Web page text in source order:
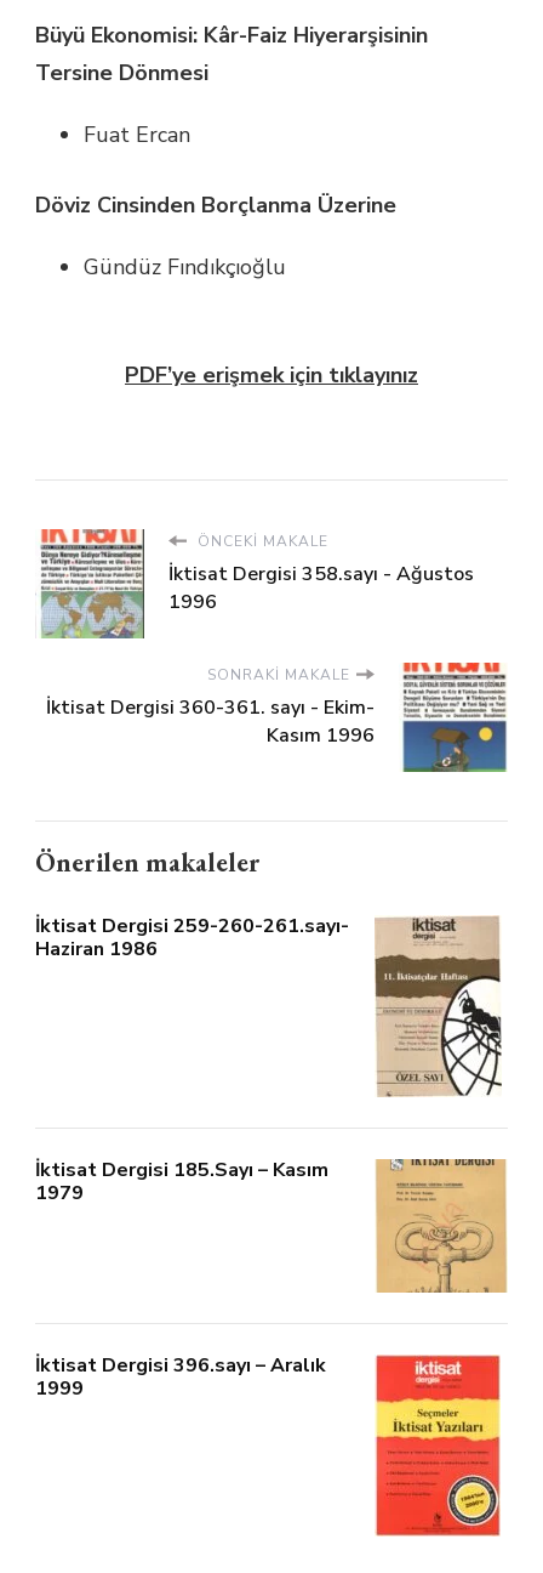
Büyü Ekonomisi: Kâr-Faiz Hiyerarşisinin
Tersine Dönmesi
Fuat Ercan
Döviz Cinsinden Borçlanma Üzerine
Gündüz Fındıkçıoğlu
PDF’ye erişmek için tıklayınız
ÖNCEKI MAKALE
İktisat Dergisi 358.sayı - Ağustos
1996
SONRAKI MAKALE
İktisat Dergisi 360-361. sayı - Ekim-
Kasım 1996
Önerilen makaleler
İktisat Dergisi 259-260-261.sayı-
Haziran 1986
İktisat Dergisi 185.Sayı – Kasım
1979
İktisat Dergisi 396.sayı – Aralık
1999